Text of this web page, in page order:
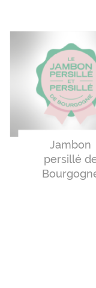
Jambon
persillé